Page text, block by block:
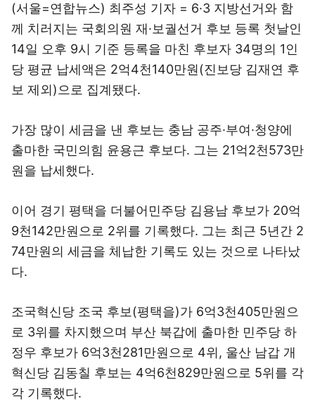
(서울=연합뉴스) 최주성 기자 = 6·3 지방선거와 함
께 치러지는 국회의원 재·보궐선거 후보 등록 첫날인
14일 오후 9시 기준 등록을 마친 후보자 34명의 1인
당 평균 납세액은 2억4천140만원(진보당 김재연 후
보 제외)으로 집계됐다.
가장 많이 세금을 낸 후보는 충남 공주·부여·청양에
출마한 국민의힘 윤용근 후보다. 그는 21억2천573만
원을 납세했다.
이어 경기 평택을 더불어민주당 김용남 후보가 20억
9천142만원으로 2위를 기록했다. 그는 최근 5년간 2
74만원의 세금을 체납한 기록도 있는 것으로 나타났
다.
조국혁신당 조국 후보(평택을)가 6억3천405만원으
로 3위를 차지했으며 부산 북갑에 출마한 민주당 하
정우 후보가 6억3천281만원으로 4위, 울산 남갑 개
혁신당 김동칠 후보는 4억6천829만원으로 5위를 각
각 기록했다.